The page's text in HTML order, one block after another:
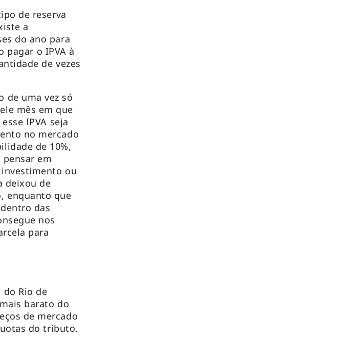
de reserva
a
do ano para
pagar o IPVA à
de vezes
de uma vez só
mês em que
IPVA seja
no mercado
de 10%,
em
ou
deixou de
enquanto que
das
nos
para
do Rio de
barato do
de mercado
do tributo.